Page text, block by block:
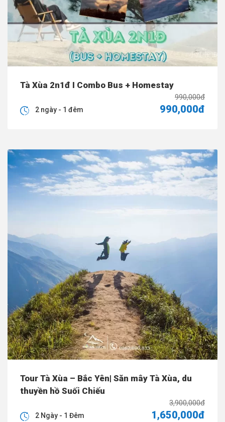
Tà Xùa 2n1đ I Combo Bus + Homestay
990,000đ
990,000đ
2 ngày - 1 đêm
Tour Tà Xùa – Bắc Yên| Săn mây Tà Xùa, du
thuyền hồ Suối Chiếu
3,900,000đ
1,650,000đ
2 Ngày - 1 Đêm